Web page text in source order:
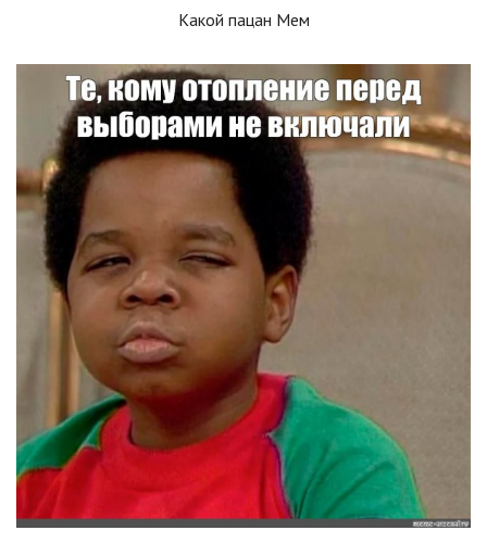
Какой пацан Мем